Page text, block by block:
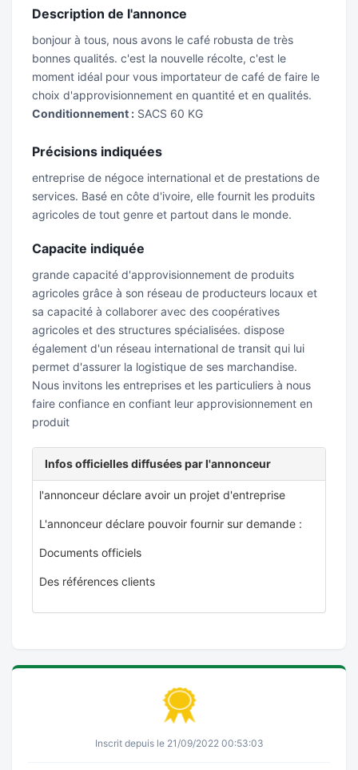
Description de l'annonce
bonjour à tous, nous avons le café robusta de très
bonnes qualités. c'est la nouvelle récolte, c'est le
moment idéal pour vous importateur de café de faire le
choix d'approvisionnement en quantité et en qualités.
Conditionnement : SACS 60 KG
Précisions indiquées
entreprise de négoce international et de prestations de
services. Basé en côte d'ivoire, elle fournit les produits
agricoles de tout genre et partout dans le monde.
Capacite indiquée
grande capacité d'approvisionnement de produits
agricoles grâce à son réseau de producteurs locaux et
sa capacité à collaborer avec des coopératives
agricoles et des structures spécialisées. dispose
également d'un réseau international de transit qui lui
permet d'assurer la logistique de ses marchandise.
Nous invitons les entreprises et les particuliers à nous
faire confiance en confiant leur approvisionnement en
produit
Infos officielles diffusées par l'annonceur
l'annonceur déclare avoir un projet d'entreprise
L'annonceur déclare pouvoir fournir sur demande :
Documents officiels
Des références clients
Inscrit depuis le 21/09/2022 00:53:03